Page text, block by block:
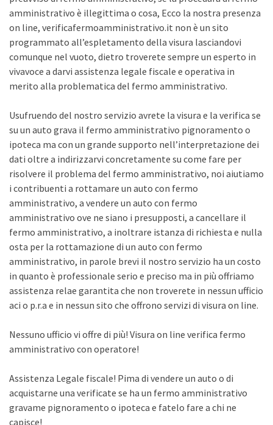
amministrativo è illegittima o cosa, Ecco la nostra presenza
on line, verificafermoamministrativo.it non è un sito
programmato all’espletamento della visura lasciandovi
comunque nel vuoto, dietro troverete sempre un esperto in
vivavoce a darvi assistenza legale fiscale e operativa in
merito alla problematica del fermo amministrativo.
Usufruendo del nostro servizio avrete la visura e la verifica se
su un auto grava il fermo amministrativo pignoramento o
ipoteca ma con un grande supporto nell’interpretazione dei
dati oltre a indirizzarvi concretamente su come fare per
risolvere il problema del fermo amministrativo, noi aiutiamo
i contribuenti a rottamare un auto con fermo
amministrativo, a vendere un auto con fermo
amministrativo ove ne siano i presupposti, a cancellare il
fermo amministrativo, a inoltrare istanza di richiesta e nulla
osta per la rottamazione di un auto con fermo
amministrativo, in parole brevi il nostro servizio ha un costo
in quanto è professionale serio e preciso ma in più offriamo
assistenza relae garantita che non troverete in nessun ufficio
aci o p.r.a e in nessun sito che offrono servizi di visura on line.
Nessuno ufficio vi offre di più! Visura on line verifica fermo
amministrativo con operatore!
Assistenza Legale fiscale! Pima di vendere un auto o di
acquistarne una verificate se ha un fermo amministrativo
gravame pignoramento o ipoteca e fatelo fare a chi ne
capisce!